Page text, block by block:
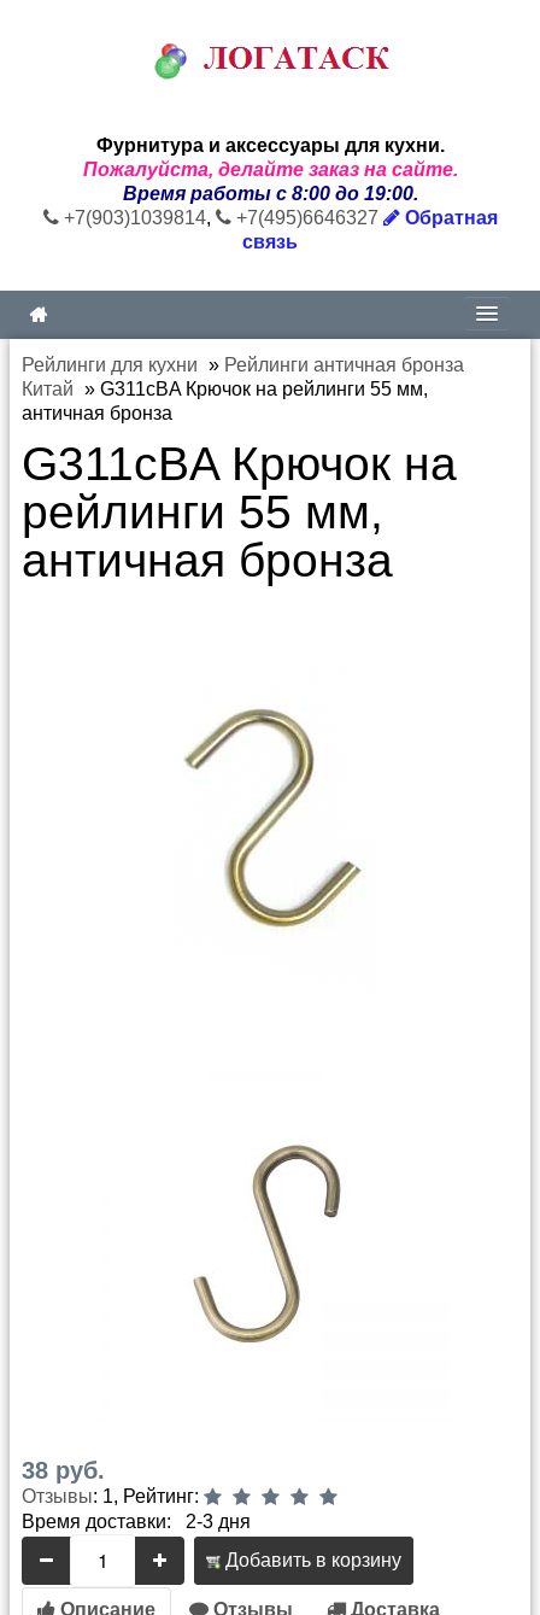
Фурнитура и аксессуары для кухни.
Пожалуйста, делайте заказ на сайте.
Время работы с 8:00 до 19:00.
+7(903)1039814, +7(495)6646327
Обратная
связь
Рейлинги для кухни » Рейлинги античная бронза
Китай » G311сBA Крючок на рейлинги 55 мм,
античная бронза
G311сBA Крючок на
рейлинги 55 мм,
античная бронза
38 руб.
Отзывы: 1, Рейтинг:
Время доставки: 2-3 дня
Добавить в корзину
Описание Отзывы Доставка